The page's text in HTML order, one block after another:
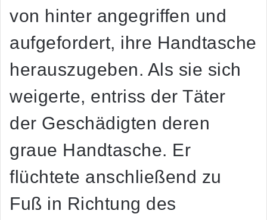
von hinter angegriffen und
aufgefordert, ihre Handtasche
herauszugeben. Als sie sich
weigerte, entriss der Täter
der Geschädigten deren
graue Handtasche. Er
flüchtete anschließend zu
Fuß in Richtung des